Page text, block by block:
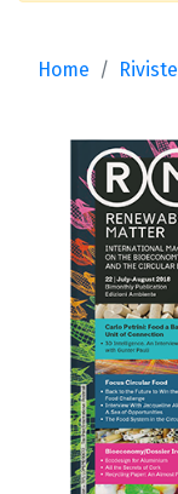
Home Riviste